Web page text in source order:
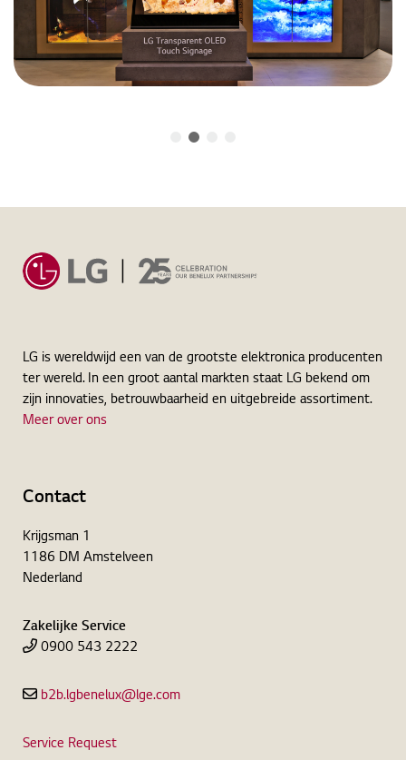
LG is wereldwijd een van de grootste elektronica producenten
ter wereld. In een groot aantal markten staat LG bekend om
zijn innovaties, betrouwbaarheid en uitgebreide assortiment.
Meer over ons
Contact
Krijgsman 1
1186 DM Amstelveen
Nederland
Zakelijke Service
0900 543 2222
b2b.lgbenelux@lge.com
Service Request